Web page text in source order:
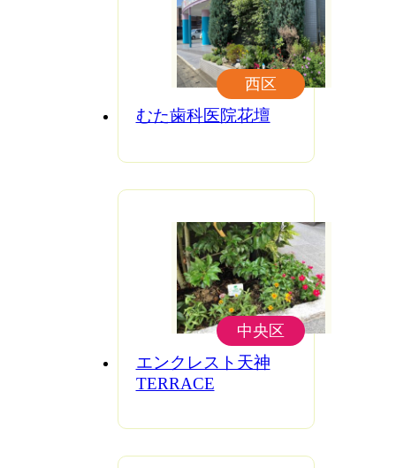
むた歯科医院花壇
西区
エンクレスト天神
TERRACE
中央区